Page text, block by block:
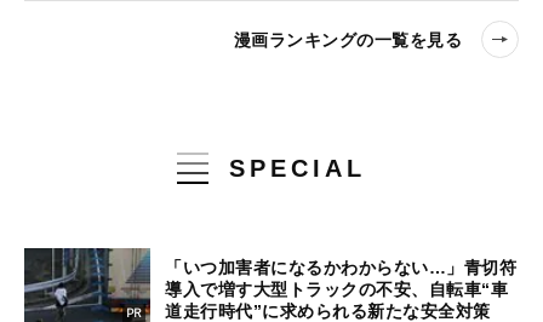
漫画ランキングの一覧を見る
SPECIAL
「いつ加害者になるかわからない…」青切符
導入で増す大型トラックの不安、自転車“車
道走行時代”に求められる新たな安全対策